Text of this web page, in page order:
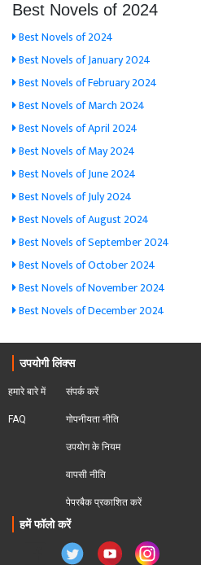
Best Novels of 2024
Best Novels of 2024
Best Novels of January 2024
Best Novels of February 2024
Best Novels of March 2024
Best Novels of April 2024
Best Novels of May 2024
Best Novels of June 2024
Best Novels of July 2024
Best Novels of August 2024
Best Novels of September 2024
Best Novels of October 2024
Best Novels of November 2024
Best Novels of December 2024
उपयोगी लिंक्स
हमारे बारे में
FAQ
संपर्क करें
गोपनीयता नीति
उपयोग के नियम
वापसी नीति
पेपरबैक प्रकाशित करें
हमें फॉलो करें